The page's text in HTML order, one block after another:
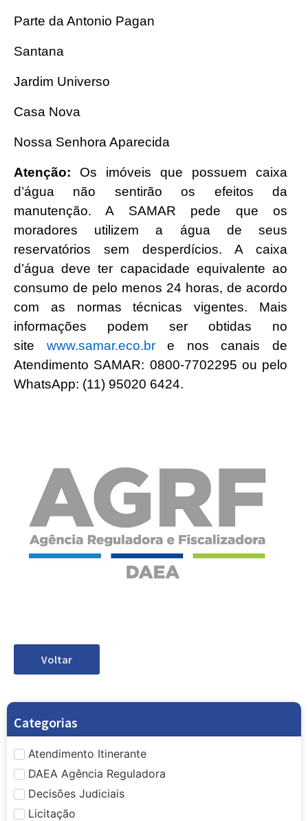
Parte da Antonio Pagan
Santana
Jardim Universo
Casa Nova
Nossa Senhora Aparecida
Atenção: Os imóveis que possuem caixa
d’água não sentirão os efeitos da
manutenção. A SAMAR pede que os
moradores utilizem a água de seus
reservatórios sem desperdícios. A caixa
d’água deve ter capacidade equivalente ao
consumo de pelo menos 24 horas, de acordo
com as normas técnicas vigentes. Mais
informações podem ser obtidas no
site www.samar.eco.bre nos canais de
Atendimento SAMAR: 0800-7702295 ou pelo
WhatsApp: (11) 95020 6424.
Voltar
Categorias
Atendimento Itinerante
DAEA Agência Reguladora
Decisões Judiciais
Licitação